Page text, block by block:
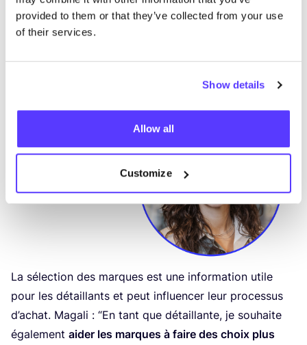
provided to them or that they’ve collected from your use
of their services.
Show details
Allow all
Customize
La sélec­tion des marques est une infor­ma­tion utile
pour les détaillants et peut influen­cer leur pro­ces­sus
d’a­chat. Maga­li : “En tant que détaillante, je sou­haite
éga­le­ment aider les marques à faire des choix plus